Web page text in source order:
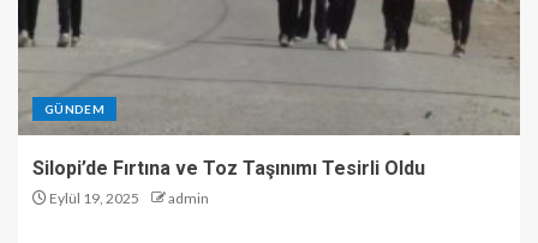
GÜNDEM
Silopi’de Fırtına ve Toz Taşınımı Tesirli Oldu
Eylül 19, 2025 admin